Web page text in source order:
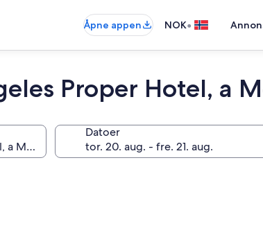
Åpne appen NOK•
Proper Hotel, a
Datoer